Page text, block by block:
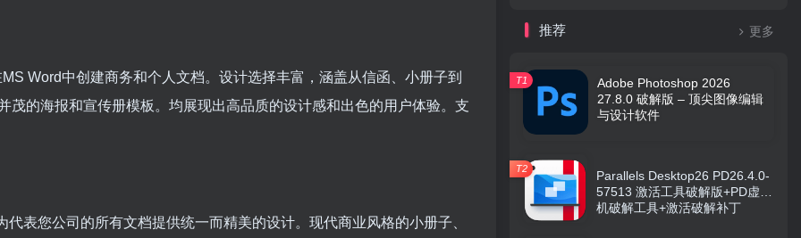
Word中创建商务和个人文档。设计选择丰富，涵盖从信函、小册子到
的海报和宣传册模板。均展现出高品质的设计感和出色的用户体验。支
表您公司的所有文档提供统一而精美的设计。现代商业风格的小册子、
推荐 更多
Adobe Photoshop 2026
27.8.0 破解版 – 顶尖图像编辑
与设计软件
T1
Parallels Desktop26 PD26.4.0-
57513 激活工具破解版+PD虚拟
机破解工具+激活破解补丁
T2